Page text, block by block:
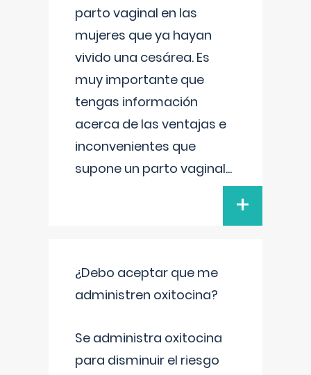
parto vaginal en las
mujeres que ya hayan
vivido una cesárea. Es
muy importante que
tengas información
acerca de las ventajas e
inconvenientes que
supone un parto vaginal...
+
¿Debo aceptar que me
administren oxitocina?
Se administra oxitocina
para disminuir el riesgo